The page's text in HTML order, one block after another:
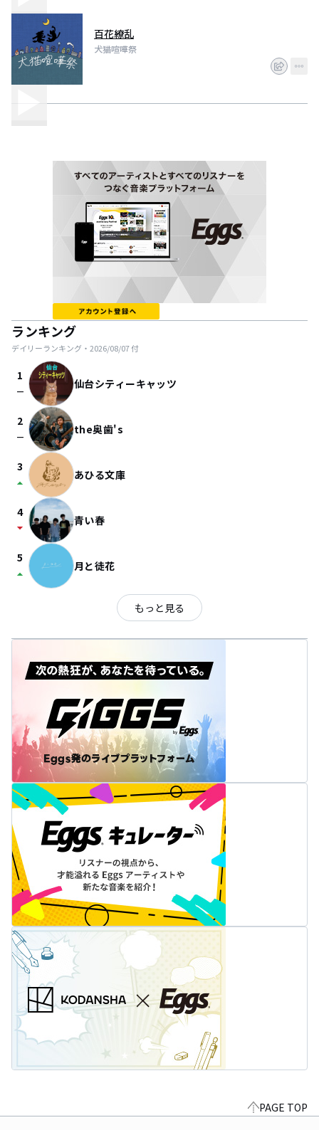
百花繚乱
犬猫喧嘩祭
ランキング
デイリーランキング・ 2026/08/07付
1
check_indeterminate_small 仙台シティーキャッツ
2
check_indeterminate_small the奥歯's
3
arrow_drop_up あひる文庫
4
arrow_drop_down 青い春
5
arrow_drop_up 月と徒花
もっと見る
PAGE TOP